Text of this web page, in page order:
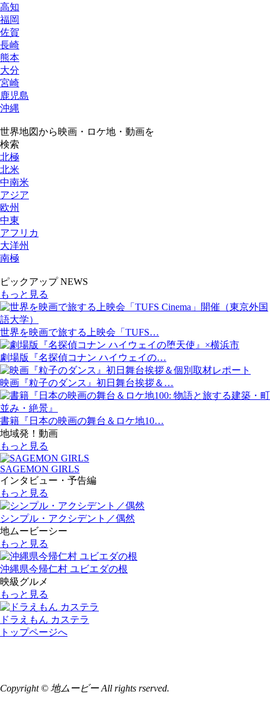
高知
福岡
佐賀
長崎
熊本
大分
宮崎
鹿児島
沖縄
世界地図から映画・ロケ地・動画を
検索
北極
北米
中南米
アジア
欧州
中東
アフリカ
大洋州
南極
ピックアップ NEWS
もっと見る
世界を映画で旅する上映会「TUFS…
劇場版『名探偵コナン ハイウェイの…
映画『粒子のダンス』初日舞台挨拶＆…
書籍『日本の映画の舞台＆ロケ地10…
地域発！動画
もっと見る
SAGEMON GIRLS
インタビュー・予告編
もっと見る
シンプル・アクシデント／偶然
地ムービーシー
もっと見る
沖縄県今帰仁村 ユビエダの根
映級グルメ
もっと見る
ドラえもん カステラ
トップページへ
Copyright © 地ムービー All rights rserved.